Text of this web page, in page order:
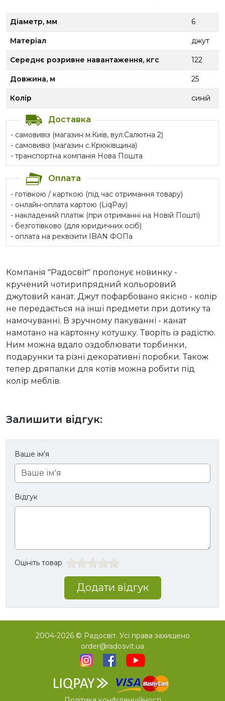
Діаметр, мм 6
Матеріал джут
Середнє розривне навантаження, кгс 122
Довжина, м 25
Колір синій
Доставка
- самовивіз (магазин м.Київ, вул.Салютна 2)
- самовивіз (магазин с.Крюківщина)
- транспортна компанія Нова Пошта
Оплата
- готівкою / карткою (під час отримання товару)
- онлайн-оплата картою (LiqPay)
- накладений платіж (при отриманні на Новій Пошті)
- безготівково (для юридичних осіб)
- оплата на реквізити IBAN ФОПа
Компанія "Радосвіт" пропонує новинку -
кручений чотирипрядний кольоровий
джутовий канат. Джут пофарбовано якісно - колір
не передається на інші предмети при дотику та
намочуванні. В зручному пакуванні - канат
намотано на картонну котушку. Творіть із радістю.
Ним можна вдало оздоблювати торбинки,
подарунки та різні декоративні поробки. Також
тепер дряпалки для котів можна робити під
колір меблів.
Залишити відгук:
Ваше ім'я
Відгук
Оцініть товар
Додати відгук
2004-2026 © Радосвіт. Усі права захищено
order@radosvit.ua